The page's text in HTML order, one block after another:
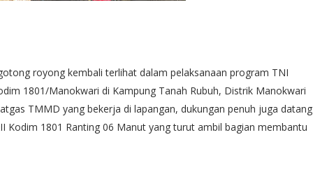
royong kembali terlihat dalam pelaksanaan program TNI
1801/Manokwari di Kampung Tanah Rubuh, Distrik Manokwari
TMMD yang bekerja di lapangan, dukungan penuh juga datang
Kodim 1801 Ranting 06 Manut yang turut ambil bagian membantu